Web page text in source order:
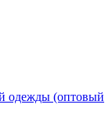
одежды (оптовый